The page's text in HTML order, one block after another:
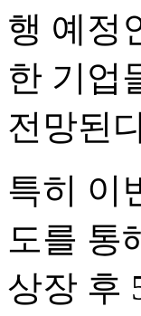
행 예정
한 기업
전망된
특히 이
도를 통
상장 후